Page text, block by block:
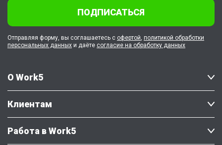
О Work5
Клиентам
Работа в Work5
ПОДПИСАТЬСЯ
Отправляя форму, вы соглашаетесь с офертой, политикой обработки
персональных данных и даёте согласие на обработку данных